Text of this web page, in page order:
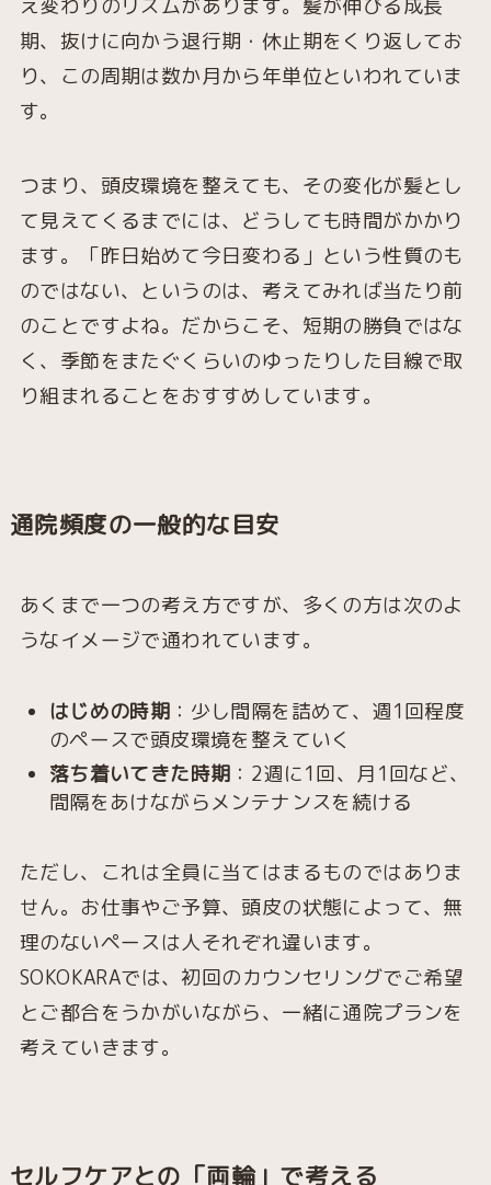
え変わりのリズムがあります。髪が伸びる成長
期、抜けに向かう退行期・休止期をくり返してお
り、この周期は数か月から年単位といわれていま
す。
つまり、頭皮環境を整えても、その変化が髪とし
て見えてくるまでには、どうしても時間がかかり
ます。「昨日始めて今日変わる」という性質のも
のではない、というのは、考えてみれば当たり前
のことですよね。だからこそ、短期の勝負ではな
く、季節をまたぐくらいのゆったりした目線で取
り組まれることをおすすめしています。
通院頻度の一般的な目安
あくまで一つの考え方ですが、多くの方は次のよ
うなイメージで通われています。
はじめの時期 ：少し間隔を詰めて、週1回程度
のペースで頭皮環境を整えていく
落ち着いてきた時期 ：2週に1回、月1回など、
間隔をあけながらメンテナンスを続ける
ただし、これは全員に当てはまるものではありま
せん。お仕事やご予算、頭皮の状態によって、無
理のないペースは人それぞれ違います。
SOKOKARAでは、初回のカウンセリングでご希望
とご都合をうかがいながら、一緒に通院プランを
考えていきます。
セルフケアとの「両輪」で考える